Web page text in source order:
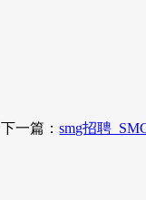
下一篇：smg招聘